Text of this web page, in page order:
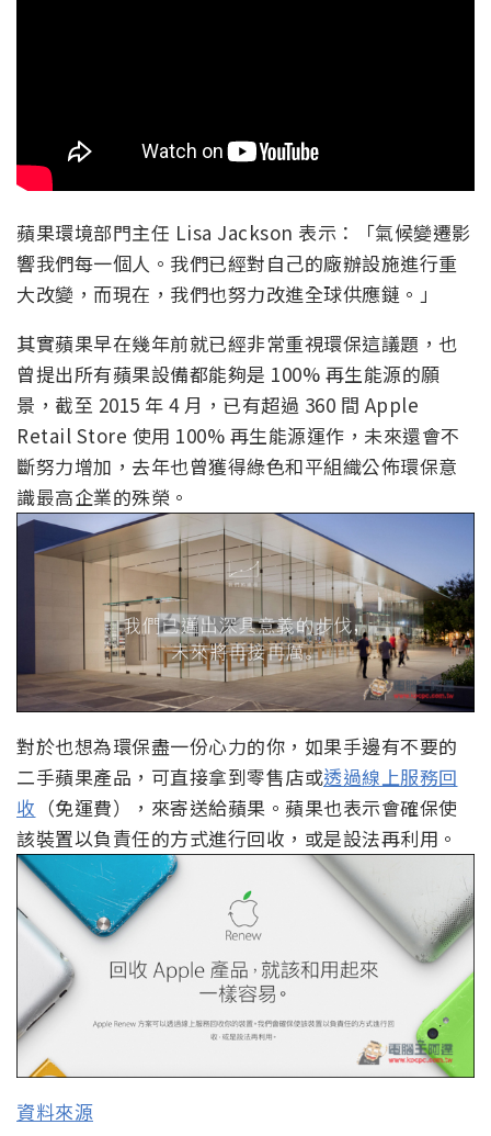
蘋果環境部門主任 Lisa Jackson 表示：「氣候變遷影
響我們每一個人。我們已經對自己的廠辦設施進行重
大改變，而現在，我們也努力改進全球供應鏈。」
其實蘋果早在幾年前就已經非常重視環保這議題，也
曾提出所有蘋果設備都能夠是 100% 再生能源的願
景，截至 2015 年 4 月，已有超過 360 間 Apple
Retail Store 使用 100% 再生能源運作，未來還會不
斷努力增加，去年也曾獲得綠色和平組織公佈環保意
識最高企業的殊榮。
對於也想為環保盡一份心力的你，如果手邊有不要的
二手蘋果產品，可直接拿到零售店或透過線上服務回
收 （免運費），來寄送給蘋果。蘋果也表示會確保使
該裝置以負責任的方式進行回收，或是設法再利用。
資料來源